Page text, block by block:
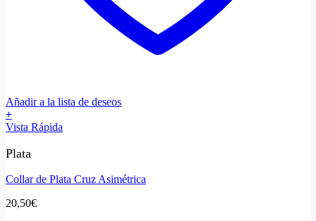
Añadir a la lista de deseos
+
Vista Rápida
Plata
Collar de Plata Cruz Asimétrica
20,50€